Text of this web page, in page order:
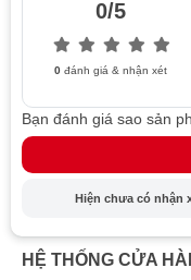
vào động cơ, ảnh
những vậy, việc vệ
giữ cho máy luôn
Tiện ích vượt trội,
nướng tuyệt vời
Không chỉ tập
người dùng. Đèn
chiếu sáng trực tiếp
0/5
0đánh giá & nhận xét
Bạn đánh giá sao sản
Hiện chưa có nhận
HỆ THỐNG CỬA